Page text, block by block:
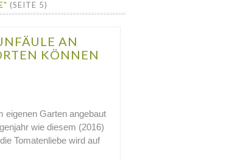
(SEITE 5)
AN
KÖNNEN
eigenen Garten angebaut
wie diesem (2016)
Tomatenliebe wird auf